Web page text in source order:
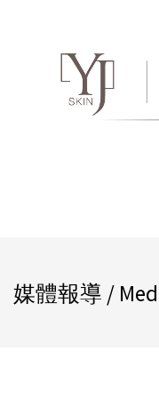
媒體報導 /